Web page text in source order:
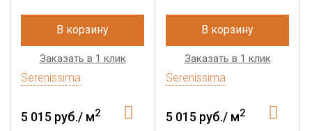
В корзину
Заказать в 1 клик
Serenissima
5 015 руб./ м2
В корзину
Заказать в 1 клик
Serenissima
5 015 руб./ м2